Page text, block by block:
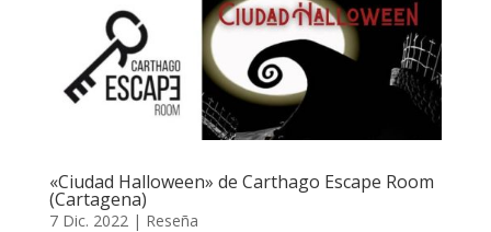
«Ciudad Halloween» de Carthago Escape Room
(Cartagena)
7 Dic. 2022 | Reseña